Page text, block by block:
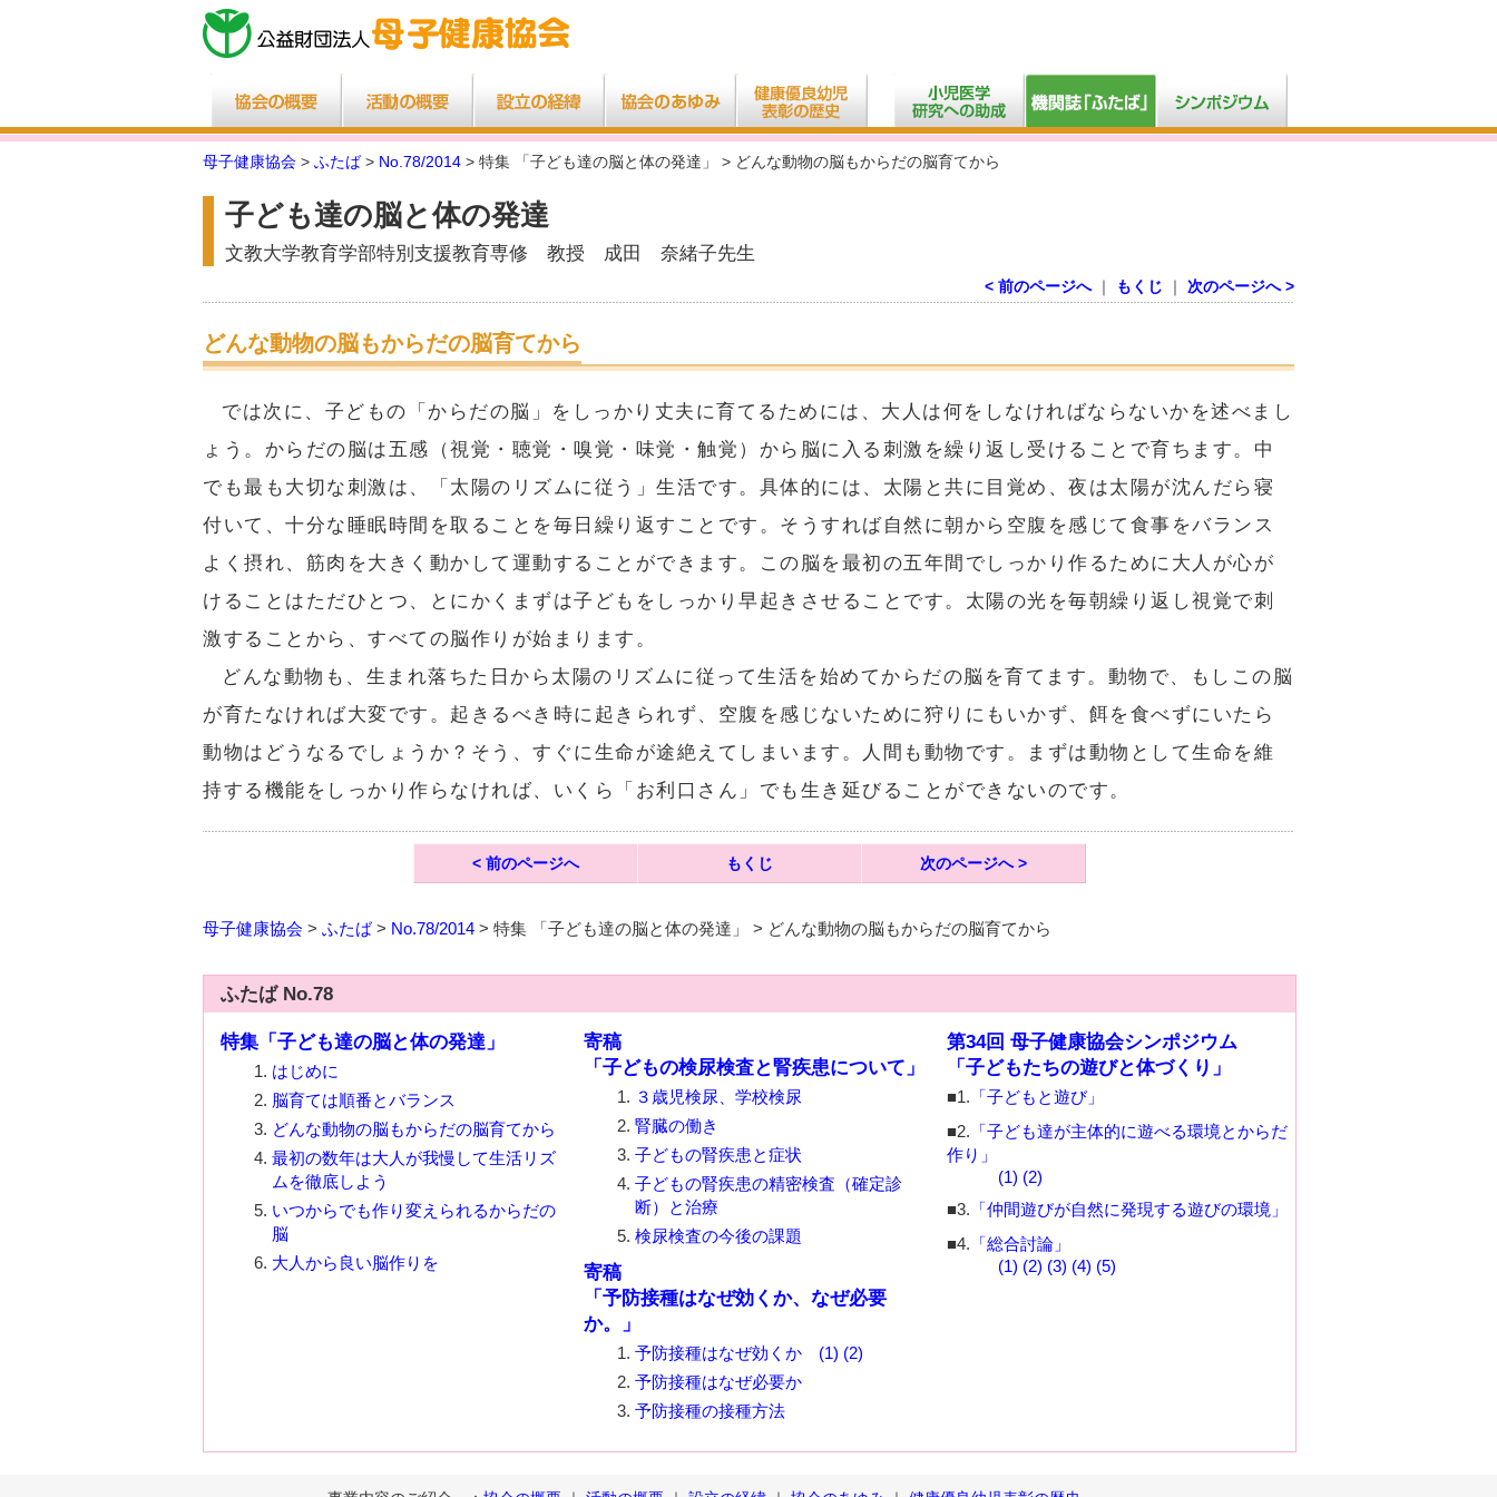
母子健康協会 > ふたば> No.78/2014 > 特集 「子ども達の脳と体の発達」 > どんな動物の脳もからだの脳育てから
子ども達の脳と体の発達
文教大学教育学部特別支援教育専修 教授 成田 奈緒子先生
< 前のページへ｜ もくじ ｜ 次のページへ >
どんな動物の脳もからだの脳育てから
では次に、子どもの「からだの脳」をしっかり丈夫に育てるためには、大人は何をしなければならないかを述べまし
ょう。からだの脳は五感（視覚・聴覚・嗅覚・味覚・触覚）から脳に入る刺激を繰り返し受けることで育ちます。中
でも最も大切な刺激は、「太陽のリズムに従う」生活です。具体的には、太陽と共に目覚め、夜は太陽が沈んだら寝
付いて、十分な睡眠時間を取ることを毎日繰り返すことです。そうすれば自然に朝から空腹を感じて食事をバランス
よく摂れ、筋肉を大きく動かして運動することができます。この脳を最初の五年間でしっかり作るために大人が心が
けることはただひとつ、とにかくまずは子どもをしっかり早起きさせることです。太陽の光を毎朝繰り返し視覚で刺
激することから、すべての脳作りが始まります。
どんな動物も、生まれ落ちた日から太陽のリズムに従って生活を始めてからだの脳を育てます。動物で、もしこの脳
が育たなければ大変です。起きるべき時に起きられず、空腹を感じないために狩りにもいかず、餌を食べずにいたら
動物はどうなるでしょうか？そう、すぐに生命が途絶えてしまいます。人間も動物です。まずは動物として生命を維
持する機能をしっかり作らなければ、いくら「お利口さん」でも生き延びることができないのです。
< 前のページへ もくじ 次のページへ >
母子健康協会 > ふたば> No.78/2014 > 特集 「子ども達の脳と体の発達」 > どんな動物の脳もからだの脳育てから
ふたば No.78
特集「子ども達の脳と体の発達」
はじめに
脳育ては順番とバランス
どんな動物の脳もからだの脳育てから
最初の数年は大人が我慢して生活リズ
ムを徹底しよう
いつからでも作り変えられるからだの
脳
大人から良い脳作りを
寄稿
「子どもの検尿検査と腎疾患について」
３歳児検尿、学校検尿
腎臓の働き
子どもの腎疾患と症状
子どもの腎疾患の精密検査（確定診
断）と治療
検尿検査の今後の課題
寄稿
「予防接種はなぜ効くか、なぜ必要
か。」
予防接種はなぜ効くか (1) (2)
予防接種はなぜ必要か
予防接種の接種方法
第34回 母子健康協会シンポジウム
「子どもたちの遊びと体づくり」
■1. 「子どもと遊び」
■2. 「子ども達が主体的に遊べる環境とからだ
作り」
(1) (2)
■3. 「仲間遊びが自然に発現する遊びの環境」
■4. 「総合討論」
(1) (2) (3) (4) (5)